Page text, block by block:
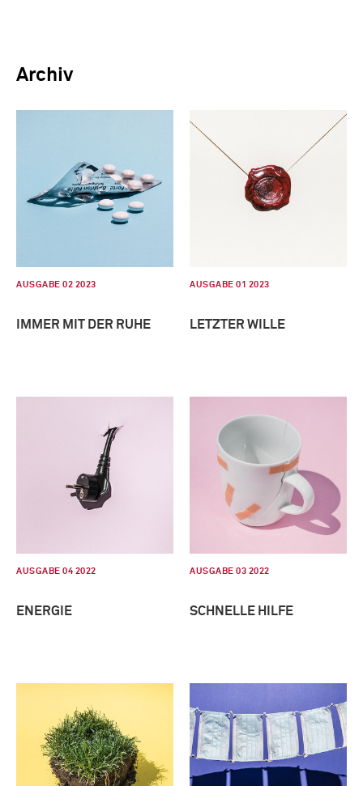
Archiv
AUSGABE 02 2023
IMMER MIT DER RUHE
AUSGABE 01 2023
LETZTER WILLE
AUSGABE 04 2022
ENERGIE
AUSGABE 03 2022
SCHNELLE HILFE